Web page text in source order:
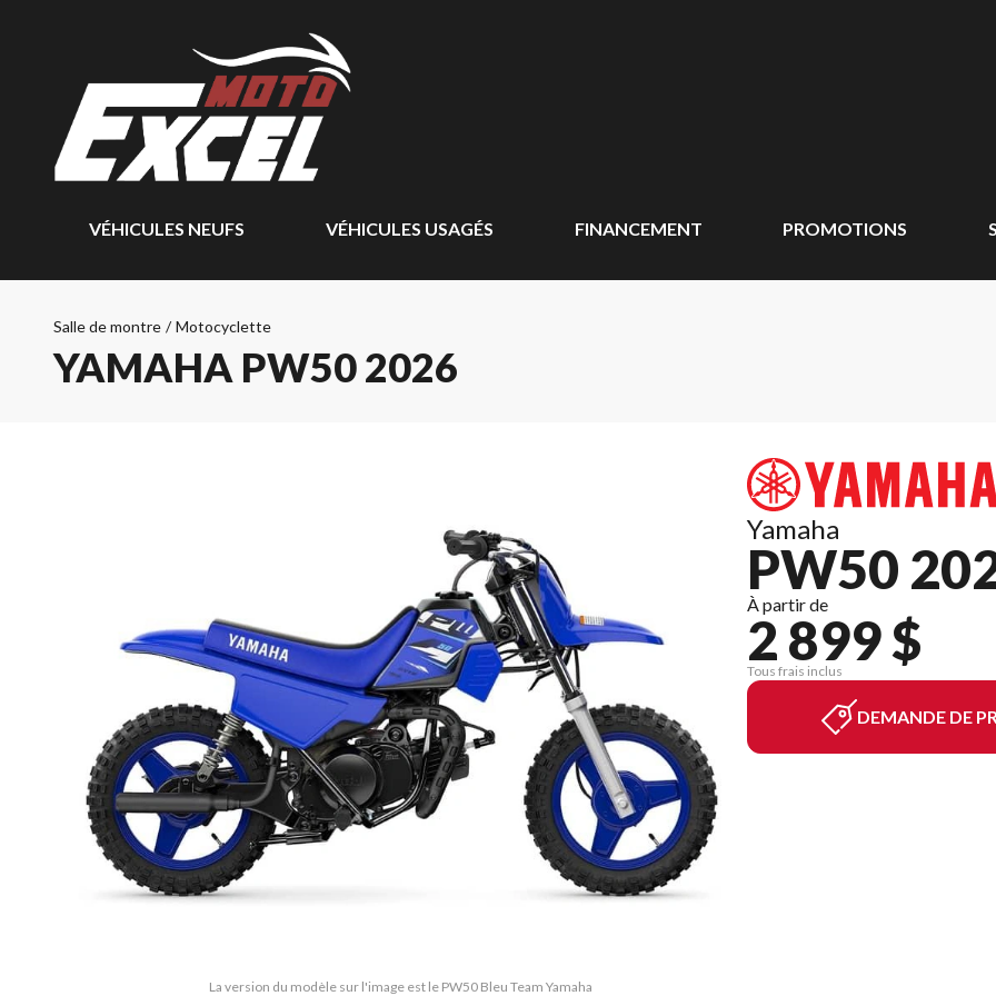
VÉHICULES NEUFS VÉHICULES USAGÉS FINANCEMENT PROMOTIONS
Salle de montre / Motocyclette
YAMAHA PW50 2026
La version du modèle sur l'image est le PW50 Bleu Team Yamaha
Yamaha
PW50
À partir de
2 899 $
Tous frais inclus
DEMANDE DE